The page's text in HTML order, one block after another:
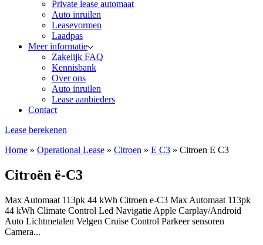
Private lease automaat
Auto inruilen
Leasevormen
Laadpas
Meer informatie
Zakelijk FAQ
Kennisbank
Over ons
Auto inruilen
Lease aanbieders
Contact
Lease berekenen
Home » Operational Lease » Citroen » E C3 » Citroen E C3
Citroën ë-C3
Max Automaat 113pk 44 kWh Citroen e-C3 Max Automaat 113pk
44 kWh Climate Control Led Navigatie Apple Carplay/Android
Auto Lichtmetalen Velgen Cruise Control Parkeer sensoren
Camera...